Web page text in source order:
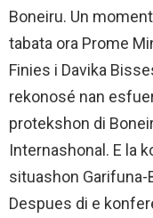
Boneiru. Un
tabata ora Prome
Finies i Davika
rekonosé nan
protekshon di
Internashonal. E la
situashon
Despues di e